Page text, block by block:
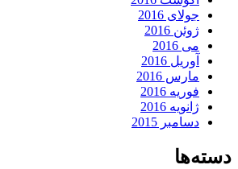
جولای 2016
ژوئن 2016
می 2016
آوریل 2016
مارس 2016
فوریه 2016
ژانویه 2016
دسامبر 2015
دسته‌ها